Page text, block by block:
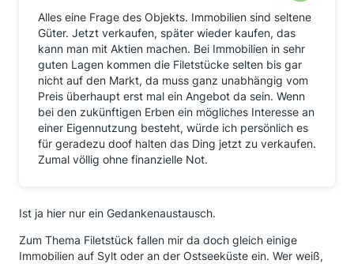
Alles eine Frage des Objekts. Immobilien sind seltene
Güter. Jetzt verkaufen, später wieder kaufen, das
kann man mit Aktien machen. Bei Immobilien in sehr
guten Lagen kommen die Filetstücke selten bis gar
nicht auf den Markt, da muss ganz unabhängig vom
Preis überhaupt erst mal ein Angebot da sein. Wenn
bei den zukünftigen Erben ein mögliches Interesse an
einer Eigennutzung besteht, würde ich persönlich es
für geradezu doof halten das Ding jetzt zu verkaufen.
Zumal völlig ohne finanzielle Not.
Ist ja hier nur ein Gedankenaustausch.
Zum Thema Filetstück fallen mir da doch gleich einige
Immobilien auf Sylt oder an der Ostseeküste ein. Wer weiß,